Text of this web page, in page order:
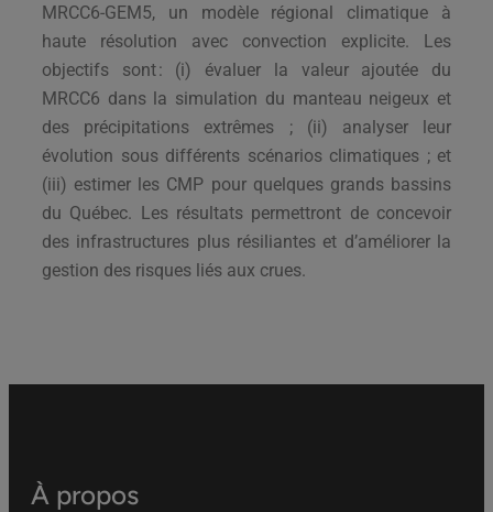
MRCC6-GEM5, un modèle régional climatique à
haute résolution avec convection explicite. Les
objectifs sont : (i) évaluer la valeur ajoutée du
MRCC6 dans la simulation du manteau neigeux et
des précipitations extrêmes ; (ii) analyser leur
évolution sous différents scénarios climatiques ; et
(iii) estimer les CMP pour quelques grands bassins
du Québec. Les résultats permettront de concevoir
des infrastructures plus résiliantes et d’améliorer la
gestion des risques liés aux crues.
À propos